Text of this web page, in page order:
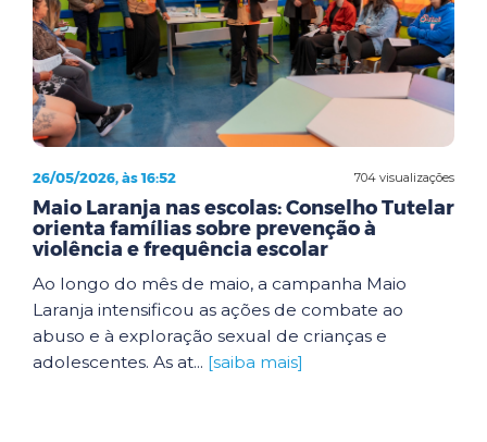
704 visualizações
26/05/2026, às 16:52
Maio Laranja nas escolas: Conselho Tutelar
orienta famílias sobre prevenção à
violência e frequência escolar
Ao longo do mês de maio, a campanha Maio
Laranja intensificou as ações de combate ao
abuso e à exploração sexual de crianças e
adolescentes. As at... [saiba mais]